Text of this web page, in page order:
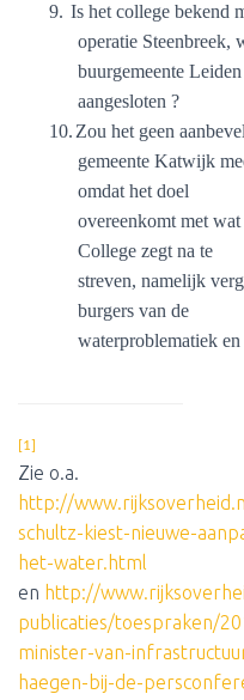
9. Is het college bekend
operatie Steenbreek,
buurgemeente
aangesloten ?
10. Zou het geen
gemeente Katwijk
omdat het doel
overeenkomt met
College zegt na te
streven, namelijk
burgers van de
waterproblematiek
[1]
Zie o.a.
http://
schultz-kiest-nieuwe-
het-water.html
en http://
publicaties/toespraken/
minister-van-
haegen-bij-de-